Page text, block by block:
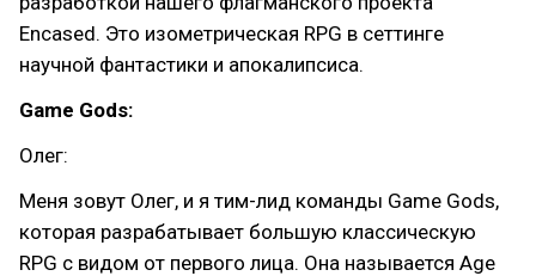
Encased. Это изометрическая RPG в сеттинге
научной фантастики и апокалипсиса.
Game Gods:
Олег:
Меня зовут Олег, и я тим-лид команды Game Gods,
которая разрабатывает большую классическую
RPG с видом от первого лица. Она называется Age